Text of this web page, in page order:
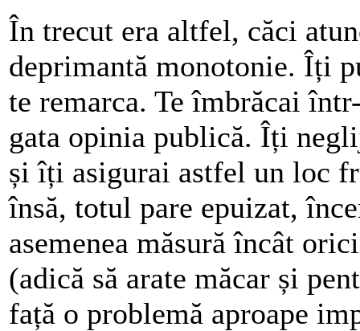
În trecut era altfel, căci
deprimantă monotonie. Îți
te remarca. Te îmbrăcai
gata opinia publică. Îți
și îți asigurai astfel un loc
însă, totul pare epuizat,
asemenea măsură încât
(adică să arate măcar și
față o problemă aproape